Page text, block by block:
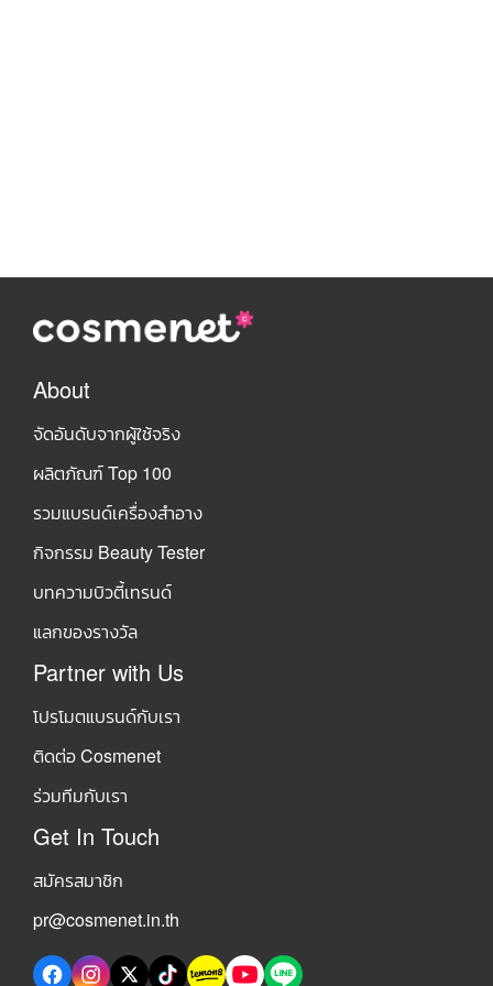
About
จัดอันดับจากผู้ใช้จริง
ผลิตภัณฑ์ Top 100
รวมแบรนด์เครื่องสำอาง
กิจกรรม Beauty Tester
บทความบิวตี้เทรนด์
แลกของรางวัล
Partner with Us
โปรโมตแบรนด์กับเรา
ติดต่อ Cosmenet
ร่วมทีมกับเรา
Get In Touch
สมัครสมาชิก
pr@cosmenet.in.th